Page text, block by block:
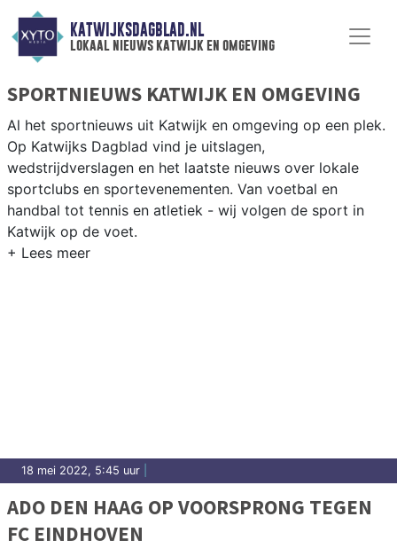
KATWIJKSDAGBLAD.NL
lokaal nieuws katwijk en omgeving
SPORTNIEUWS KATWIJK EN OMGEVING
Al het sportnieuws uit Katwijk en omgeving op een plek.
Op Katwijks Dagblad vind je uitslagen,
wedstrijdverslagen en het laatste nieuws over lokale
sportclubs en sportevenementen. Van voetbal en
handbal tot tennis en atletiek - wij volgen de sport in
Katwijk op de voet.
18 mei 2022, 5:45 uur
ADO DEN HAAG OP VOORSPRONG TEGEN
FC EINDHOVEN